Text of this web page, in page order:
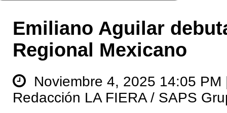
Emiliano Aguilar
Regional Mexicano
Noviembre 4, 2025 14:05
Redacción LA FIERA / SAPS